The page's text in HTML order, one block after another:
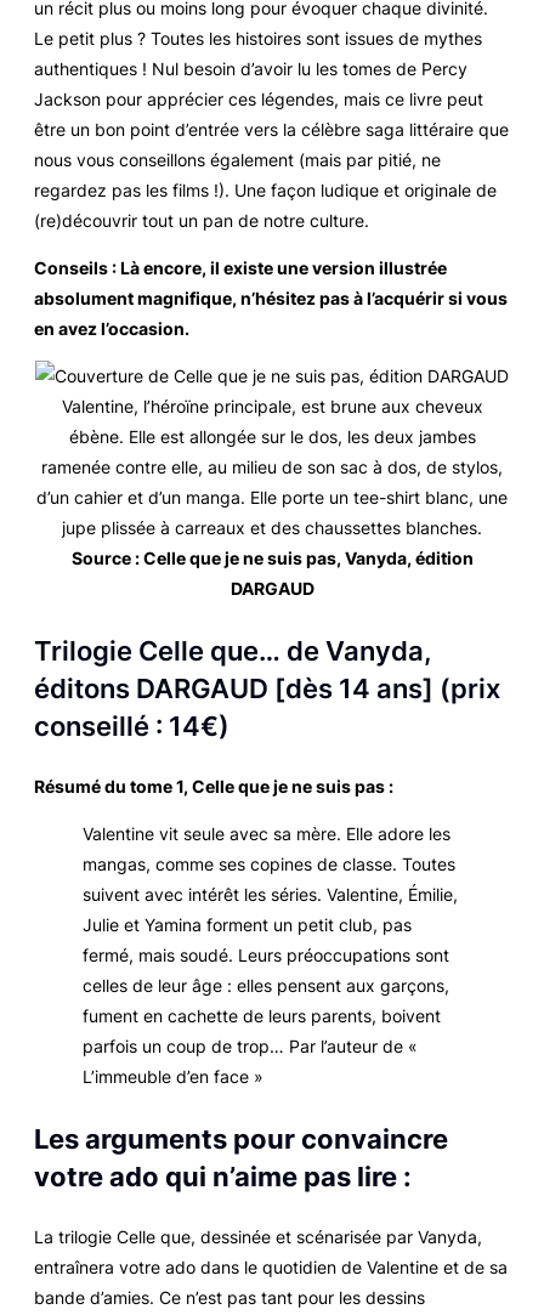
un récit plus ou moins long pour évoquer chaque divinité.
Le petit plus ? Toutes les histoires sont issues de mythes
authentiques ! Nul besoin d’avoir lu les tomes de Percy
Jackson pour apprécier ces légendes, mais ce livre peut
être un bon point d’entrée vers la célèbre saga littéraire que
nous vous conseillons également (mais par pitié, ne
regardez pas les films !). Une façon ludique et originale de
(re)découvrir tout un pan de notre culture.
Conseils : Là encore, il existe une version illustrée
absolument magnifique, n’hésitez pas à l’acquérir si vous
en avez l’occasion.
Valentine, l’héroïne principale, est brune aux cheveux
ébène. Elle est allongée sur le dos, les deux jambes
ramenée contre elle, au milieu de son sac à dos, de stylos,
d’un cahier et d’un manga. Elle porte un tee-shirt blanc, une
jupe plissée à carreaux et des chaussettes blanches.
Source :Celle que je ne suis pas, Vanyda, édition
DARGAUD
Trilogie Celle que… de Vanyda,
éditons DARGAUD [dès 14 ans] (prix
conseillé : 14€)
Résumé du tome 1, Celle que je ne suis pas :
Valentine vit seule avec sa mère. Elle adore les
mangas, comme ses copines de classe. Toutes
suivent avec intérêt les séries. Valentine, Émilie,
Julie et Yamina forment un petit club, pas
fermé, mais soudé. Leurs préoccupations sont
celles de leur âge : elles pensent aux garçons,
fument en cachette de leurs parents, boivent
parfois un coup de trop… Par l’auteur de «
L’immeuble d’en face »
Les arguments pour convaincre
votre ado qui n’aime pas lire :
La trilogie Celle que, dessinée et scénarisée par Vanyda,
entraînera votre ado dans le quotidien de Valentine et de sa
bande d’amies. Ce n’est pas tant pour les dessins